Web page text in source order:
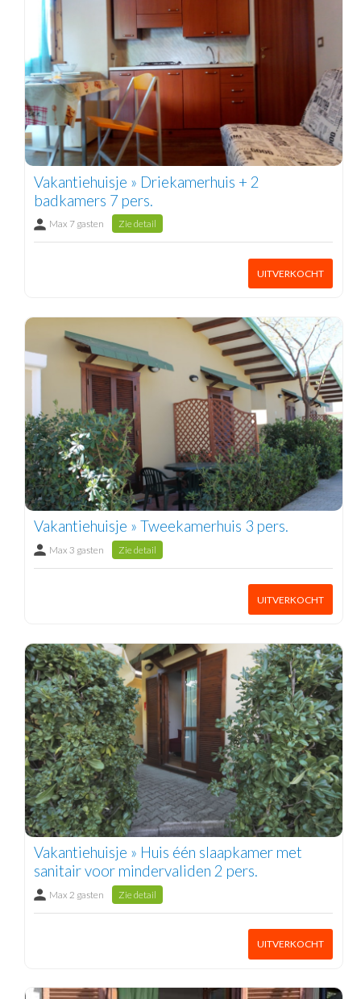
Vakantiehuisje » Driekamerhuis + 2
badkamers 7 pers.
Max 7 gasten Zie detail
UITVERKOCHT
Vakantiehuisje » Tweekamerhuis 3 pers.
Max 3 gasten Zie detail
UITVERKOCHT
Vakantiehuisje » Huis één slaapkamer met
sanitair voor mindervaliden 2 pers.
Max 2 gasten Zie detail
UITVERKOCHT